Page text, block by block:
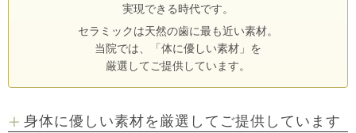
実現できる時代です。
セラミックは天然の歯に最も近い素材。
当院では、「体に優しい素材」を
厳選してご提供しています。
身体に優しい素材を厳選してご提供しています